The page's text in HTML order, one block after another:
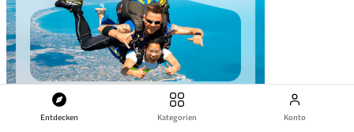
Entdecken Kategorien Konto